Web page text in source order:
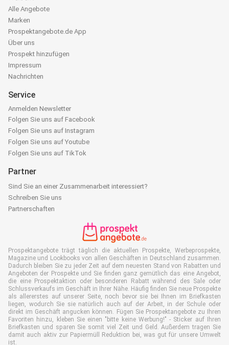
Alle Angebote
Marken
Prospektangebote.de App
Über uns
Prospekt hinzufügen
Impressum
Nachrichten
Service
Anmelden Newsletter
Folgen Sie uns auf Facebook
Folgen Sie uns auf Instagram
Folgen Sie uns auf Youtube
Folgen Sie uns auf TikTok
Partner
Sind Sie an einer Zusammenarbeit interessiert?
Schreiben Sie uns
Partnerschaften
Prospektangebote trägt täglich die aktuellen Prospekte, Werbeprospekte,
Magazine und Lookbooks von allen Geschäften in Deutschland zusammen.
Dadurch bleiben Sie zu jeder Zeit auf dem neuesten Stand von Rabatten und
Angeboten der Prospekte und Sie finden ganz gemütlich das eine Angebot,
die eine Prospektaktion oder besonderen Rabatt während des Sale oder
Schlussverkaufs im Geschäft in Ihrer Nähe. Häufig finden Sie neue Prospekte
als allererstes auf unserer Seite, noch bevor sie bei Ihnen im Briefkasten
liegen, wodurch Sie sie natürlich auch auf der Arbeit, in der Schule oder
direkt im Geschäft angucken können. Fügen Sie Prospektangebote zu Ihren
Favoriten hinzu, kleben Sie einen "bitte keine Werbung!" - Sticker auf Ihren
Briefkasten und sparen Sie somit viel Zeit und Geld. Außerdem tragen Sie
damit auch aktiv zur Papiermüll Reduktion bei, was gut für unsere Umwelt
ist.